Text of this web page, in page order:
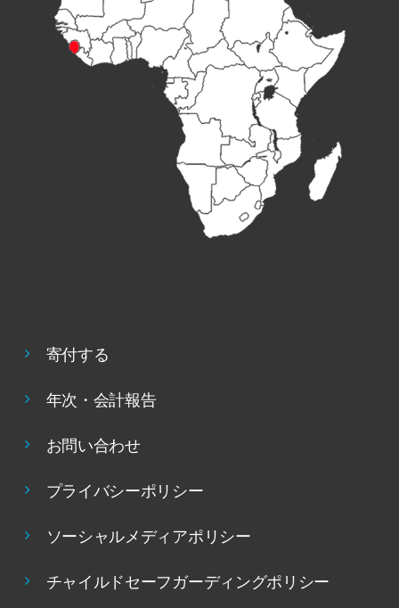
寄付する
年次・会計報告
お問い合わせ
プライバシーポリシー
ソーシャルメディアポリシー
チャイルドセーフガーディングポリシー